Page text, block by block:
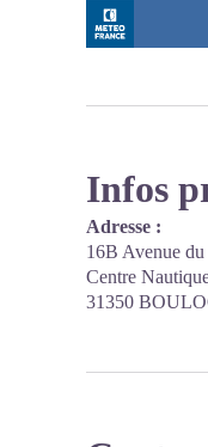
Infos
Adresse :
16B Avenue
Centre
31350